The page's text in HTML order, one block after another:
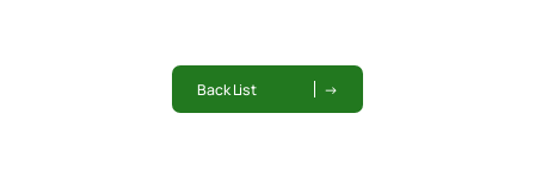
Back List →